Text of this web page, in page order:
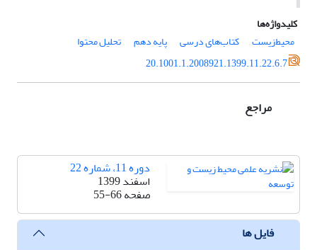
کلیدواژه‌ها
محیط‌زیست
کتاب‌‌های درسی پایه دهم
تحلیل محتوا
20.1001.1.2008921.1399.11.22.6.7
مراجع
دوره 11، شماره 22
اسفند 1399
صفحه55-66
فایل ها